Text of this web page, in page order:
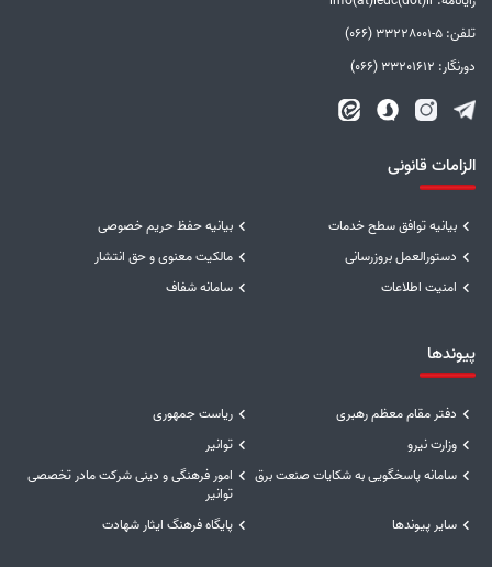
تلفن: 5-33228001 (066)
دورنگار: 33201612 (066)
الزامات قانونی
بیانیه توافق سطح خدمات
بیانیه حفظ حریم خصوصی
دستورالعمل بروزرسانی
مالکیت معنوی و حق انتشار
امنیت اطلاعات
سامانه شفاف
پیوندها
دفتر مقام معظم رهبری
ریاست جمهوری
وزارت نیرو
توانیر
سامانه پاسخگویی به شکایات صنعت برق
امور فرهنگی و دینی شرکت مادر تخصصی
توانیر
سایر پیوندها
پایگاه فرهنگ ایثار شهادت